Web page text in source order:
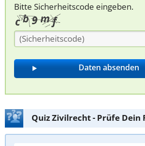
Bitte Sicherheitscode eingeben.
Quiz Zivilrecht - Prüfe Dein